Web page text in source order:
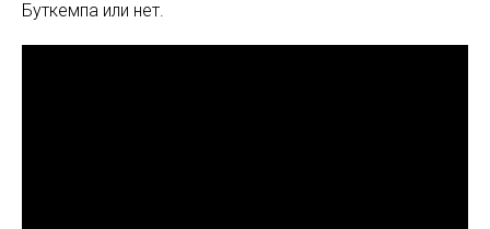
Буткемпа или нет.